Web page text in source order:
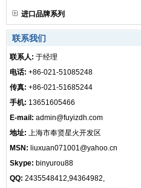
进口品牌系列
联系我们
联系人: 于经理
电话: +86-021-51085248
传真: +86-021-51685244
手机: 13651605466
E-mail: admin@fuyizdh.com
地址: 上海市奉贤星火开发区
MSN: liuxuan071001@yahoo.cn
Skype: binyurou88
QQ: 2435548412,94364982,